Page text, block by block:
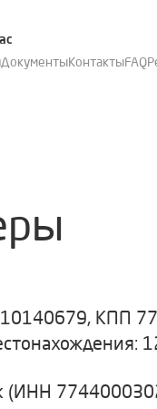
ДокументыКонтактыFAQ
КПП